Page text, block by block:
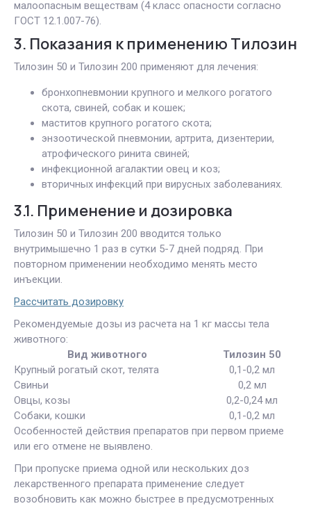
малоопасным веществам (4 класс опасности согласно
ГОСТ 12.1.007-76).
3. Показания к применению Тилозин
Тилозин 50 и Тилозин 200 применяют для лечения:
бронхопневмонии крупного и мелкого рогатого
скота, свиней, собак и кошек;
маститов крупного рогатого скота;
энзоотической пневмонии, артрита, дизентерии,
атрофического ринита свиней;
инфекционной агалактии овец и коз;
вторичных инфекций при вирусных заболеваниях.
3.1. Применение и дозировка
Тилозин 50 и Тилозин 200 вводится только
внутримышечно 1 раз в сутки 5-7 дней подряд. При
повторном применении необходимо менять место
инъекции.
Рассчитать дозировку
Рекомендуемые дозы из расчета на 1 кг массы тела
животного:
Вид животного
Тилозин 50
Крупный рогатый скот, телята
0,1-0,2 мл
Свиньи
0,2 мл
Овцы, козы
0,2-0,24 мл
Собаки, кошки
0,1-0,2 мл
Особенностей действия препаратов при первом приеме
или его отмене не выявлено.
При пропуске приема одной или нескольких доз
лекарственного препарата применение следует
возобновить как можно быстрее в предусмотренных